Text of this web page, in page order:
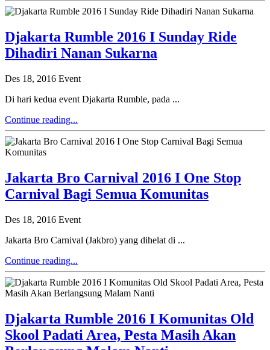
Djakarta Rumble 2016 I Sunday Ride
Dihadiri Nanan Sukarna
Des 18, 2016 Event
Di hari kedua event Djakarta Rumble, pada ...
Continue reading...
Jakarta Bro Carnival 2016 I One Stop
Carnival Bagi Semua Komunitas
Des 18, 2016 Event
Jakarta Bro Carnival (Jakbro) yang dihelat di ...
Continue reading...
Djakarta Rumble 2016 I Komunitas Old
Skool Padati Area, Pesta Masih Akan